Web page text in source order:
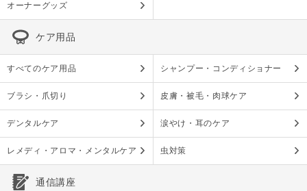
オーナーグッズ
ケア用品
すべてのケア用品 シャンプー・コンディショナー
ブラシ・爪切り 皮膚・被毛・肉球ケア
デンタルケア 涙やけ・耳のケア
レメディ・アロマ・メンタルケア 虫対策
通信講座